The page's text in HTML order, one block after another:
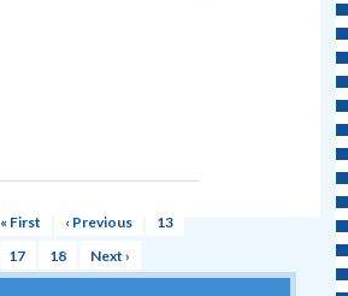
« First ‹ Previous
13
17 18 Next ›